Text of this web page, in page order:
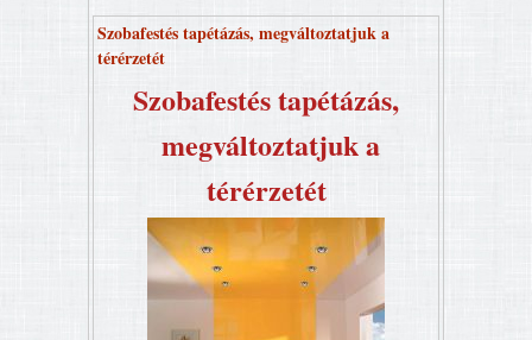
Szobafestés tapétázás, megváltoztatjuk a
térérzetét
Szobafestés tapétázás,
megváltoztatjuk a
térérzetét